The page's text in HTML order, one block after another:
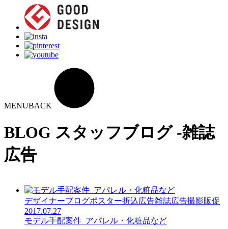
MENUBACK
BLOG スタッフブログ -雑誌
広告
デザイナーブログポスター折込広告雑誌広告撮影販促
2017.07.27
モデル手配案件_アパレル・化粧品など